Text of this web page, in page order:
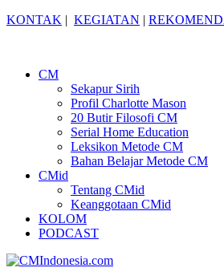
KONTAK | KEGIATAN |
CM
Sekapur Sirih
Profil Charlotte Mason
20 Butir Filosofi CM
Serial Home Education
Leksikon Metode CM
Bahan Belajar Metode CM
CMid
Tentang CMid
Keanggotaan CMid
KOLOM
PODCAST